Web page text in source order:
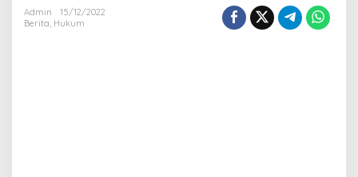
Admin
15/12/2022
Berita, Hukum